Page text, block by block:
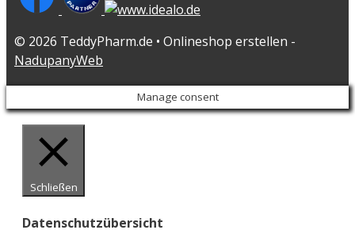
© 2026 TeddyPharm.de • Onlineshop erstellen -
NadupanyWeb
Manage consent
Schließen
Datenschutzübersicht